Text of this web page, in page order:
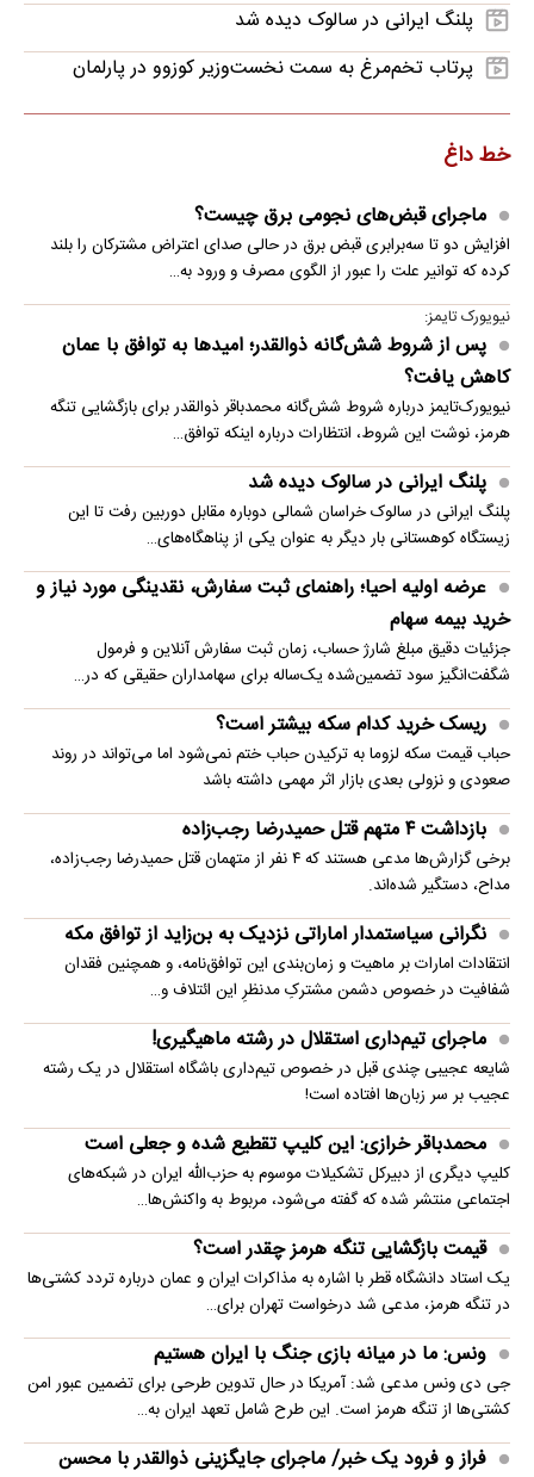
پلنگ ایرانی در سالوک دیده شد
پرتاب تخم‌مرغ به سمت نخست‌وزیر کوزوو در پارلمان
خط داغ
ماجرای قبض‌های نجومی برق چیست؟
افزایش دو تا سه‌برابری قبض برق در حالی صدای اعتراض مشترکان را بلند
کرده که توانیر علت را عبور از الگوی مصرف و ورود به…
نیویورک تایمز:
پس از شروط شش‌گانه ذوالقدر؛ امیدها به توافق با عمان
کاهش یافت؟
نیویورک‌تایمز درباره شروط شش‌گانه محمدباقر ذوالقدر برای بازگشایی تنگه
هرمز، نوشت این شروط، انتظارات درباره اینکه توافق…
پلنگ ایرانی در سالوک دیده شد
پلنگ ایرانی در سالوک خراسان شمالی دوباره مقابل دوربین رفت تا این
زیستگاه کوهستانی بار دیگر به عنوان یکی از پناهگاه‌های…
عرضه اولیه احیا؛ راهنمای ثبت سفارش، نقدینگی مورد نیاز و
خرید بیمه سهام
جزئیات دقیق مبلغ شارژ حساب، زمان ثبت سفارش آنلاین و فرمول
شگفت‌انگیز سود تضمین‌شده یک‌ساله برای سهامداران حقیقی که در…
ریسک خرید کدام سکه بیشتر است؟
حباب قیمت سکه لزوما به ترکیدن حباب ختم نمی‌شود اما می‌تواند در روند
صعودی و نزولی بعدی بازار اثر مهمی داشته باشد
بازداشت ۴ متهم قتل حمیدرضا رجب‌زاده
برخی گزارش‌ها مدعی هستند که ۴ نفر از متهمان قتل حمیدرضا رجب‌زاده،
مداح، دستگیر شده‌اند.
نگرانی سیاستمدار اماراتی نزدیک به بن‌زاید از توافق مکه
انتقادات امارات بر ماهیت و زمان‌بندی این توافق‌نامه، و همچنین فقدان
شفافیت در خصوص دشمن مشترکِ مدنظرِ این ائتلاف و…
ماجرای تیم‌داری استقلال در رشته ماهیگیری!
شایعه عجیبی چندی قبل در خصوص تیم‌داری باشگاه استقلال در یک رشته
عجیب بر سر زبان‌ها افتاده است!
محمدباقر خرازی: این کلیپ تقطیع شده و جعلی است
کلیپ دیگری از دبیرکل تشکیلات موسوم به حزب‌الله ایران در شبکه‌های
اجتماعی منتشر شده که گفته می‌شود، مربوط به واکنش‌ها…
قیمت بازگشایی تنگه هرمز چقدر است؟
یک استاد دانشگاه قطر با اشاره به مذاکرات ایران و عمان درباره تردد کشتی‌ها
در تنگه هرمز، مدعی شد درخواست تهران برای…
ونس: ما در میانه بازی جنگ با ایران هستیم
جی دی ونس مدعی شد: آمریکا در حال تدوین طرحی برای تضمین عبور امن
کشتی‌ها از تنگه هرمز است. این طرح شامل تعهد ایران به…
فراز و فرود یک خبر/ ماجرای جایگزینی ذوالقدر با محسن